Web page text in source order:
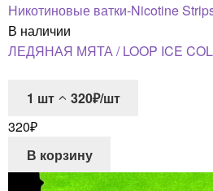
Никотиновые ватки-Nicotine
В наличии
ЛЕДЯНАЯ МЯТА / LOOP ICE
1 шт
320₽/шт
320₽
В корзину